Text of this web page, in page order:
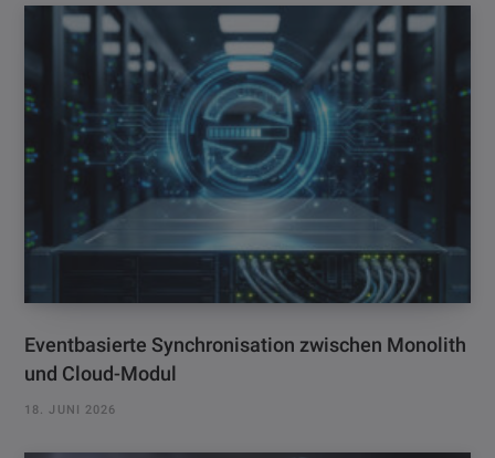
Eventbasierte Synchronisation zwischen Monolith
und Cloud-Modul
18. JUNI 2026